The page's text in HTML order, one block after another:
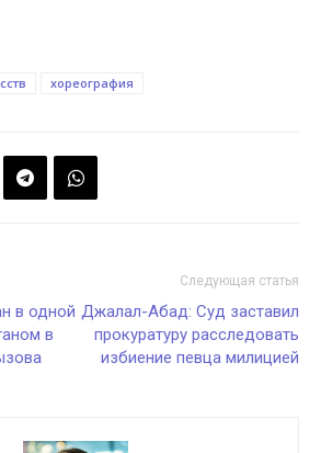
хореография
в одной
в
Следующая статья
Джалал-Абад: Суд заставил
прокуратуру расследовать
избиение певца милицией